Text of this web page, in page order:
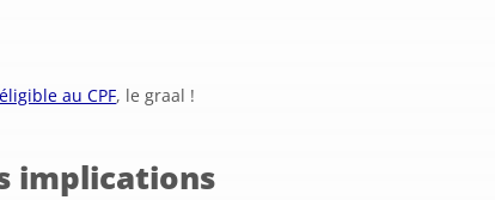
au CPF, le graal !
implications